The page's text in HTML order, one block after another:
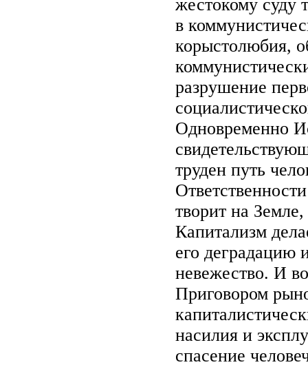
жестокому суду
в
корыстолюбия,
разрушение
Одновременно
труден путь
творит на
Капитализм
его деградацию
невежество. И
Приговором
насилия и
спасение